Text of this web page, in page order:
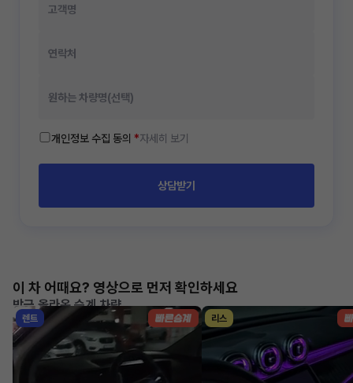
개인정보 수집 동의 *자세히 보기
상담받기
이 차 어때요? 영상으로 먼저 확인하세요
방금 올라온 승계 차량
렌트 리스